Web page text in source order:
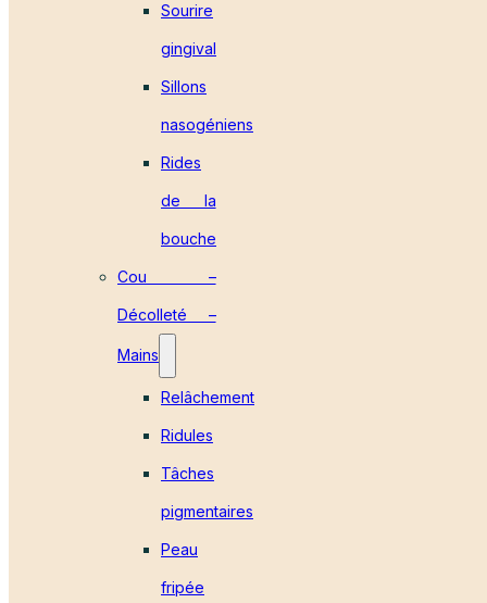
Sourire
gingival
Sillons
nasogéniens
Rides
de la
bouche
Cou –
Décolleté –
Mains
Relâchement
Ridules
Tâches
pigmentaires
Peau
fripée